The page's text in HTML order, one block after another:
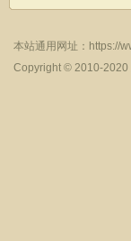
本站通用网址： https://
Copyright © 2010-2020